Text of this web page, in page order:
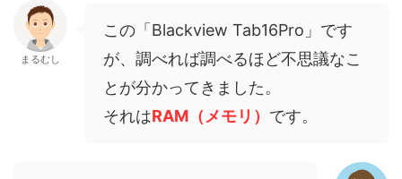
まるむし
この「Blackview Tab16Pro」です
が、調べれば調べるほど不思議なこ
とが分かってきました。
それはRAM（メモリ） です。